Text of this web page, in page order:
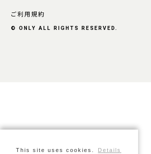
ご利用規約
© ONLY ALL RIGHTS RESERVED.
This site uses cookies. Details